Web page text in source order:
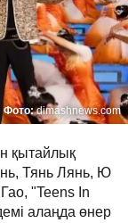
Фото:dimashnews.com
қытайлық
Тянь Лянь, Ю
"Teens In
алаңда өнер